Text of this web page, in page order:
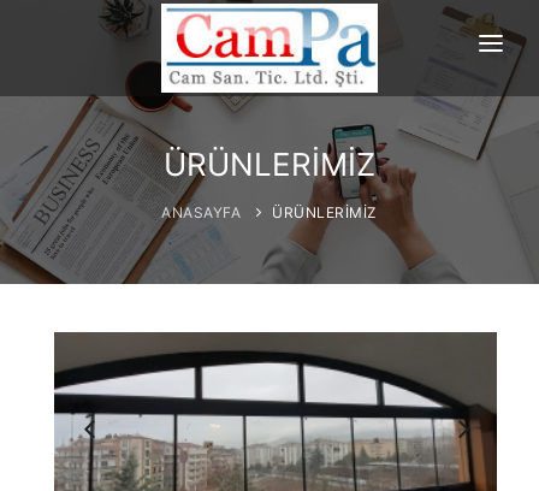
ANASAYFA
HAKKIMIZDA
ÜRÜNLERİMİZ
PROJELERİMİZ
ÜRÜNLERİMİZ
ANASAYFA ÜRÜNLERİMİZ